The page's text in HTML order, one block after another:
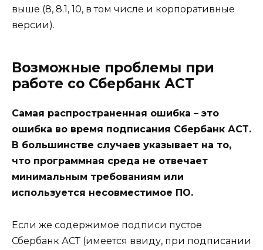
выше (8, 8.1, 10, в том числе и корпоративные
версии).
Возможные проблемы при
работе со Сбербанк АСТ
Самая распространенная ошибка – это
ошибка во время подписания Сбербанк АСТ.
В большинстве случаев указывает на то,
что программная среда не отвечает
минимальным требованиям или
используется несовместимое ПО.
Если же содержимое подписи пустое
Сбербанк АСТ (имеется ввиду, при подписании